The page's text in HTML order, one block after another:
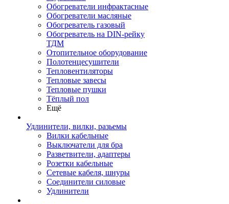
Обогреватели инфрактасные
Обогреватели масляные
Обогреватель газовый
Обогреватель на DIN-рейку
ТДМ
Отопительное оборудование
Полотенцесушители
Тепловентиляторы
Тепловые завесы
Тепловые пушки
Тёплый пол
Ещё
Удлинители, вилки, разьемы
Вилки кабельные
Выключатели для бра
Разветвители, адаптеры
Розетки кабельные
Сетевые кабеля, шнуры
Соединители силовые
Удлинители